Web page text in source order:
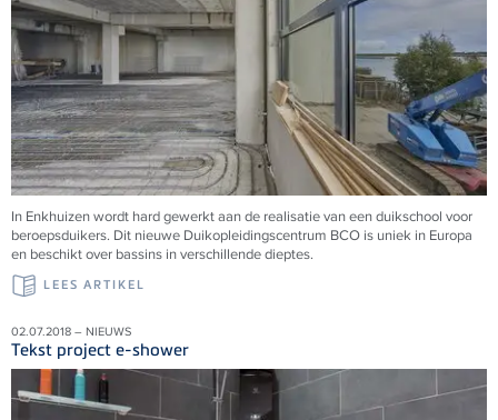
In Enkhuizen wordt hard gewerkt aan de realisatie van een duikschool voor
beroepsduikers. Dit nieuwe Duikopleidingscentrum BCO is uniek in Europa
en beschikt over bassins in verschillende dieptes.
LEES ARTIKEL
02.07.2018 – NIEUWS
Tekst project e-shower